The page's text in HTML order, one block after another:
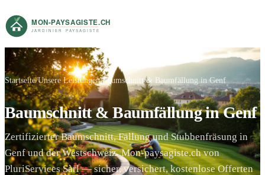
Startseite Unsere Leistungen Baumschnitt & Baumfällung in Genf
Baumschnitt & Baumfällung in Genf
Zertifizierter Baumschnitt, Fällung und Stubbenfräsung in
Genf und der Westschweiz. Mon-paysagiste.ch von
PluriServices Sàrl — sicher, versichert, kostenlose Offerten